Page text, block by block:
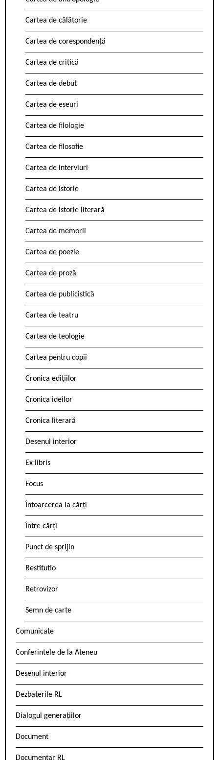
Cartea de călătorie
Cartea de corespondență
Cartea de critică
Cartea de debut
Cartea de eseuri
Cartea de filologie
Cartea de filosofie
Cartea de interviuri
Cartea de istorie
Cartea de istorie literară
Cartea de memorii
Cartea de poezie
Cartea de proză
Cartea de publicistică
Cartea de teatru
Cartea de teologie
Cartea pentru copii
Cronica edițiilor
Cronica ideilor
Cronica literară
Desenul interior
Ex libris
Focus
Întoarcerea la cărți
Între cărți
Punct de sprijin
Restitutio
Retrovizor
Semn de carte
Comunicate
Conferintele de la Ateneu
Desenul interior
Dezbaterile RL
Dialogul generațiilor
Document
Documentar RL